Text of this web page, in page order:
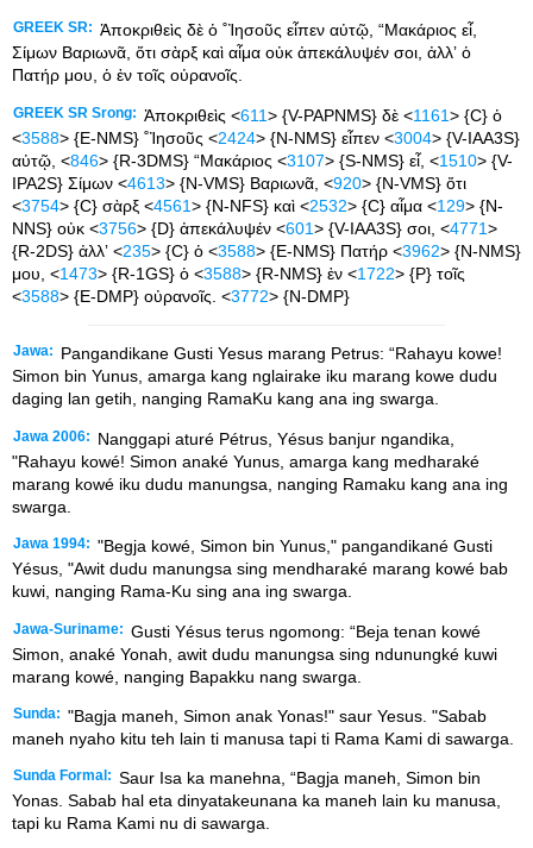
GREEK SR: Ἀποκριθεὶς δὲ ὁ ˚Ἰησοῦς εἶπεν αὐτῷ, “Μακάριος εἶ,
Σίμων Βαριωνᾶ, ὅτι σὰρξ καὶ αἷμα οὐκ ἀπεκάλυψέν σοι, ἀλλʼ ὁ
Πατήρ μου, ὁ ἐν τοῖς οὐρανοῖς.
GREEK SR Srong: Ἀποκριθεὶς <611> {V-PAPNMS} δὲ <1161> {C} ὁ
<3588> {E-NMS} ˚Ἰησοῦς <2424> {N-NMS} εἶπεν <3004> {V-IAA3S}
αὐτῷ, <846> {R-3DMS} “Μακάριος <3107> {S-NMS} εἶ, <1510> {V-
IPA2S} Σίμων <4613> {N-VMS} Βαριωνᾶ, <920> {N-VMS} ὅτι
<3754> {C} σὰρξ <4561> {N-NFS} καὶ <2532> {C} αἷμα <129> {N-
NNS} οὐκ <3756> {D} ἀπεκάλυψέν <601> {V-IAA3S} σοι, <4771>
{R-2DS} ἀλλʼ <235> {C} ὁ <3588> {E-NMS} Πατήρ <3962> {N-NMS}
μου, <1473> {R-1GS} ὁ <3588> {R-NMS} ἐν <1722> {P} τοῖς
<3588> {E-DMP} οὐρανοῖς. <3772> {N-DMP}
Jawa:
Pangandikane Gusti Yesus marang Petrus: “Rahayu kowe!
Simon bin Yunus, amarga kang nglairake iku marang kowe dudu
daging lan getih, nanging RamaKu kang ana ing swarga.
Jawa 2006:
Nanggapi aturé Pétrus, Yésus banjur ngandika,
"Rahayu kowé! Simon anaké Yunus, amarga kang medharaké
marang kowé iku dudu manungsa, nanging Ramaku kang ana ing
swarga.
Jawa 1994: "Begja kowé, Simon bin Yunus," pangandikané Gusti
Yésus, "Awit dudu manungsa sing mendharaké marang kowé bab
kuwi, nanging Rama-Ku sing ana ing swarga.
Jawa-Suriname: Gusti Yésus terus ngomong: “Beja tenan kowé
Simon, anaké Yonah, awit dudu manungsa sing ndunungké kuwi
marang kowé, nanging Bapakku nang swarga.
Sunda: "Bagja maneh, Simon anak Yonas!" saur Yesus. "Sabab
maneh nyaho kitu teh lain ti manusa tapi ti Rama Kami di sawarga.
Sunda Formal: Saur Isa ka manehna, “Bagja maneh, Simon bin
Yonas. Sabab hal eta dinyatakeunana ka maneh lain ku manusa,
tapi ku Rama Kami nu di sawarga.